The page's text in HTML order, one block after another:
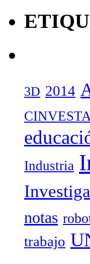
3D 2014
Industria
notas
trabajo